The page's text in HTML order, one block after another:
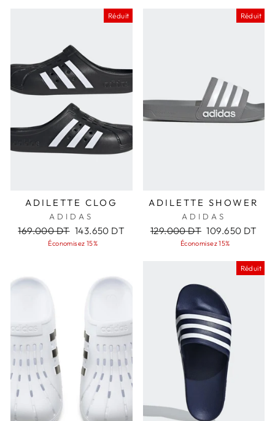
Réduit
ADILETTE CLOG
ADIDAS
Prix
régulier
169.000 DT Prix
réduit
143.650 DT
Économisez 15%
Réduit
ADILETTE SHOWER
ADIDAS
Prix
régulier
129.000 DT Prix
réduit
109.650 DT
Économisez 15%
Réduit